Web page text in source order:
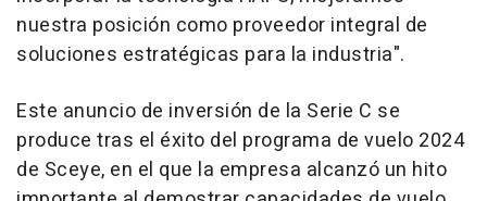
nuestra posición como proveedor integral de
soluciones estratégicas para la industria".
Este anuncio de inversión de la Serie C se
produce tras el éxito del programa de vuelo 2024
de Sceye, en el que la empresa alcanzó un hito